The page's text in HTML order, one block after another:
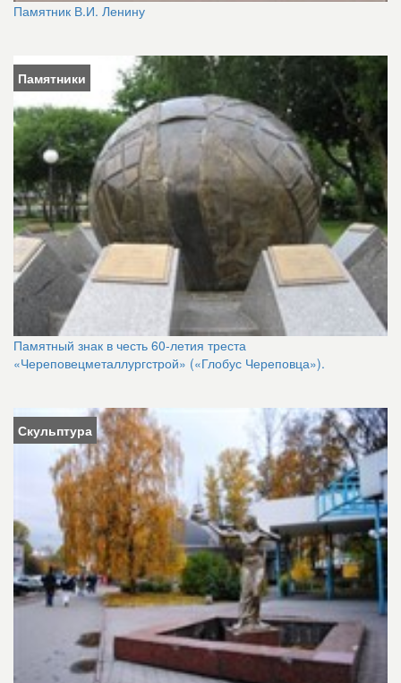
Памятник В.И. Ленину
Памятники
Памятный знак в честь 60-летия треста
«Череповецметаллургстрой» («Глобус Череповца»).
Скульптура